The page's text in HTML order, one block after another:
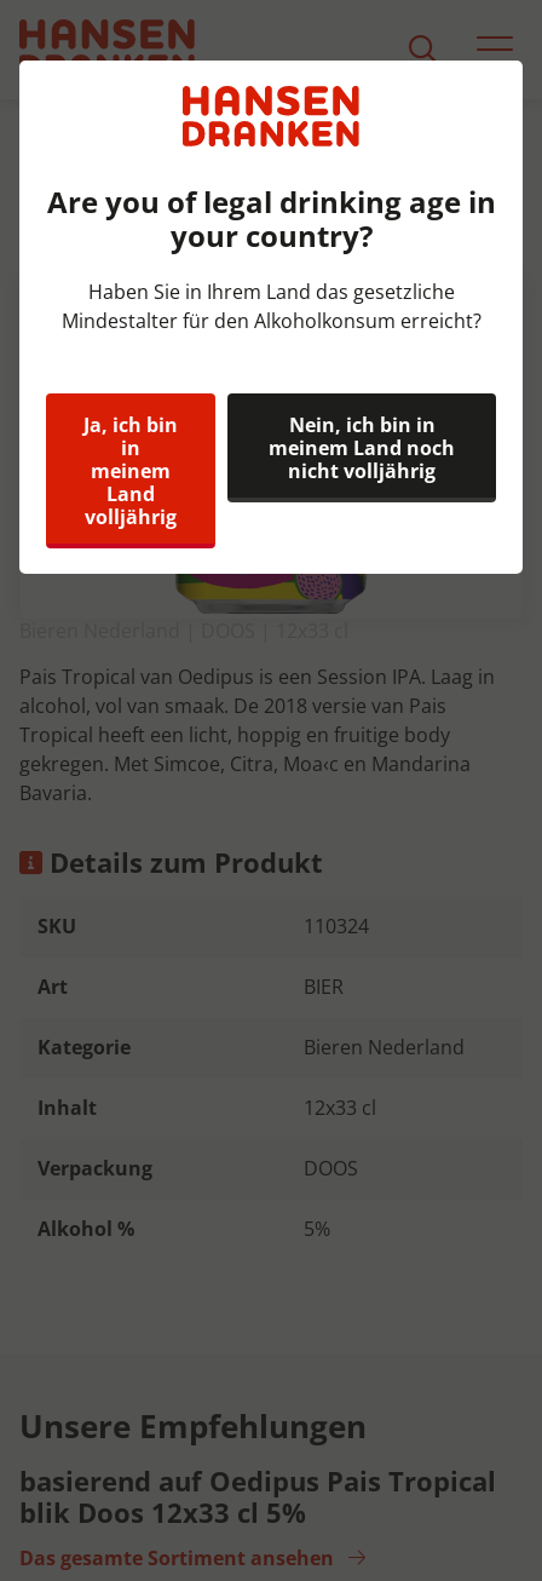
Produkt Detail
Oedipus Pais Tropical blik Doos
12x33 cl 5%
Pais Tropical van Oedipus is een Session IPA. Laag in
alcohol, vol van smaak. De 2018 versie van Pais
Tropical heeft een licht, hoppig en fruitige body
gekregen. Met Simcoe, Citra, Moa‹c en Mandarina
Bavaria.
Details zum Produkt
SKU 110324
Art BIER
Kategorie Bieren Nederland
Inhalt 12x33 cl
Verpackung DOOS
Alkohol % 5%
Unsere Empfehlungen
basierend auf Oedipus Pais Tropical
blik Doos 12x33 cl 5%
Das gesamte Sortiment ansehen
Are you of legal drinking age in
your country?
Haben Sie in Ihrem Land das gesetzliche
Mindestalter für den Alkoholkonsum erreicht?
Ja, ich bin
in
meinem
Land
volljährig
Nein, ich bin in
meinem Land noch
nicht volljährig